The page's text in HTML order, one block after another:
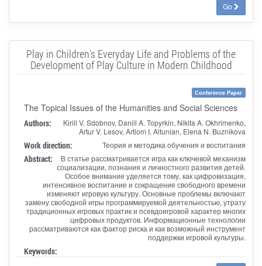
Go
Play in Children's Everyday Life and Problems of the
Development of Play Culture in Modern Childhood
Conference Paper
The Topical Issues of the Humanities and Social Sciences
Authors:
Kirill V. Sdobnov, Daniil A. Topyrkin, Nikita A. Okhrimenko,
Artur V. Lesov, Artiom I. Altunian, Elena N. Buznikova
Work direction: Теория и методика обучения и воспитания
Abstract:
В статье рассматривается игра как ключевой механизм
социализации, познания и личностного развития детей.
Особое внимание уделяется тому, как цифровизация,
интенсивное воспитание и сокращение свободного времени
изменяют игровую культуру. Основные проблемы включают
замену свободной игры программируемой деятельностью, утрату
традиционных игровых практик и псевдоигровой характер многих
цифровых продуктов. Информационные технологии
рассматриваются как фактор риска и как возможный инструмент
поддержки игровой культуры.
Keywords: